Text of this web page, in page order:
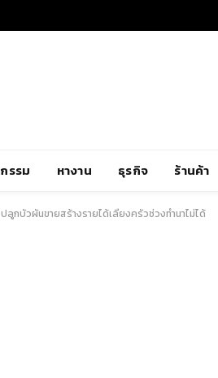
รรม หางาน ธุรกิจ ร้านค้า
ลูกบัวผันขายสร้างรายได้เลี้ยงครัวช่วงทำนาไม่ได้